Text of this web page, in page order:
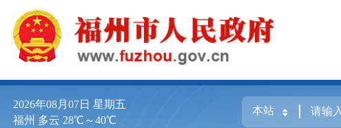
2026年08月07日 星期五
福州 多云 28℃～40℃